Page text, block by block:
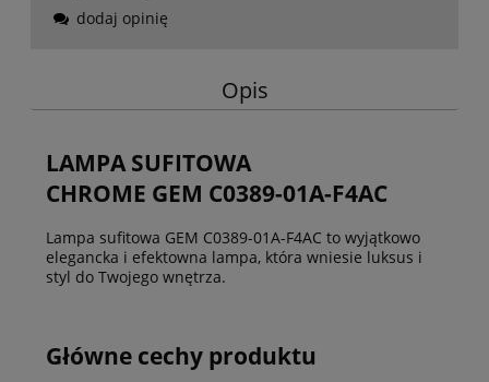
dodaj opinię
Opis
LAMPA SUFITOWA
CHROME GEM C0389-01A-F4AC
Lampa sufitowa GEM C0389-01A-F4AC to wyjątkowo
elegancka i efektowna lampa, która wniesie luksus i
styl do Twojego wnętrza.
Główne cechy produktu